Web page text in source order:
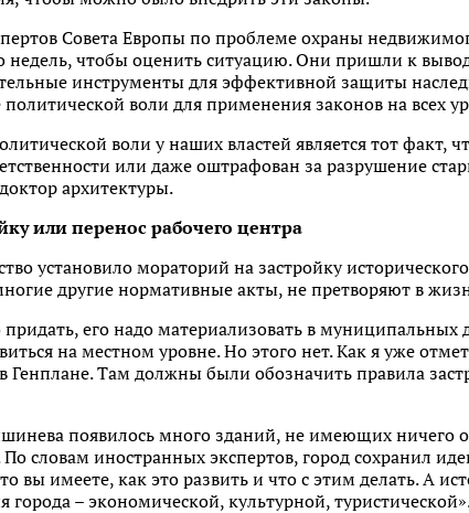
Совета Европы по проблеме охраны
недель, чтобы оценить ситуацию. Они пришли к
инструменты для эффективной защиты
политической воли для применения законов на всех
воли у наших властей является тот факт,
или даже оштрафован за разрушение
архитектуры.
или перенос рабочего центра
установило мораторий на застройку
другие нормативные акты, не претворяют в
его надо материализовать в муниципальных
на местном уровне. Но этого нет. Как я уже
Генплане. Там должны были обозначить правила
появилось много зданий, не имеющих ничего
словам иностранных экспертов, город сохранил
вы имеете, как это развить и что с этим делать. А
города – экономической, культурной,